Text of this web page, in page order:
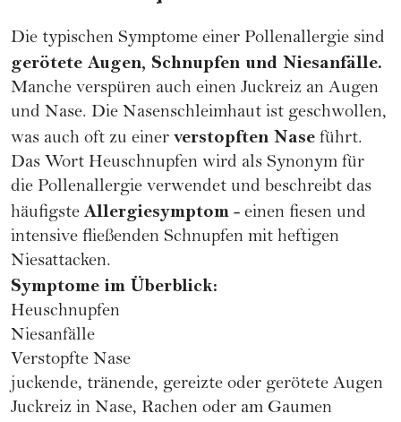
Die typischen Symptome einer Pollenallergie sind
gerötete Augen, Schnupfen und Niesanfälle.
Manche verspüren auch einen Juckreiz an Augen
und Nase. Die Nasenschleimhaut ist geschwollen,
was auch oft zu einer verstopften Nase führt.
Das Wort Heuschnupfen wird als Synonym für
die Pollenallergie verwendet und beschreibt das
häufigste Allergiesymptom - einen fiesen und
intensive fließenden Schnupfen mit heftigen
Niesattacken.
Symptome im Überblick:
Heuschnupfen
Niesanfälle
Verstopfte Nase
juckende, tränende, gereizte oder gerötete Augen
Juckreiz in Nase, Rachen oder am Gaumen